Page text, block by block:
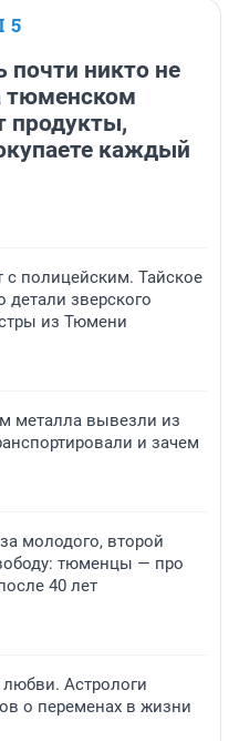
5
почти никто не
тюменском
продукты,
каждый
с полицейским. Тайское
детали зверского
из Тюмени
металла вывезли из
и зачем
молодого, второй
тюменцы — про
40 лет
Астрологи
о переменах в жизни